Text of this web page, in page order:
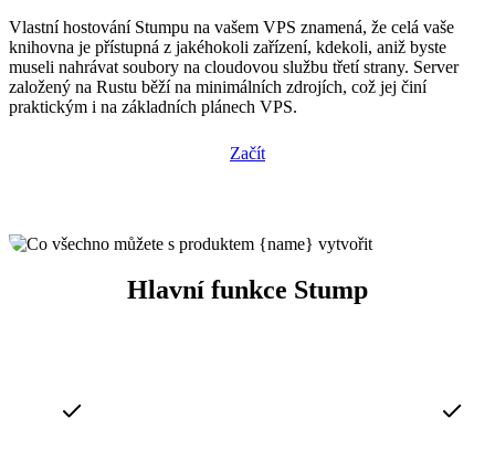
Vlastní hostování Stumpu na vašem VPS znamená, že celá vaše
knihovna je přístupná z jakéhokoli zařízení, kdekoli, aniž byste
museli nahrávat soubory na cloudovou službu třetí strany. Server
založený na Rustu běží na minimálních zdrojích, což jej činí
praktickým i na základních plánech VPS.
Začít
Hlavní funkce Stump